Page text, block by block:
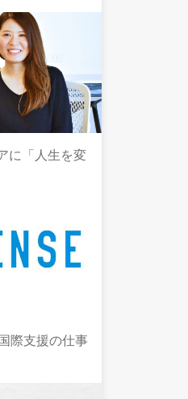
に「人生を変
際支援の仕事